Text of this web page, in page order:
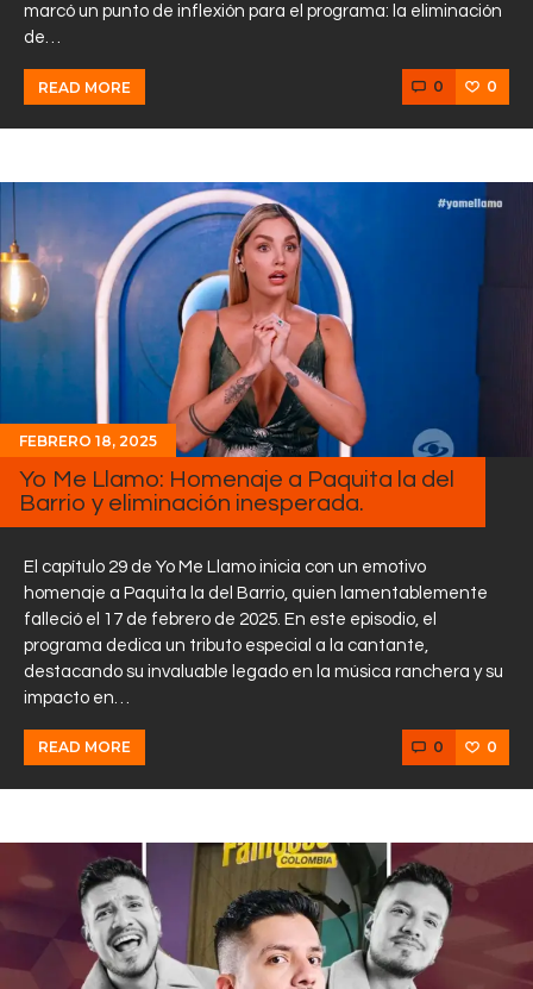
marcó un punto de inflexión para el programa: la eliminación
de…
READ MORE 0 0
FEBRERO 18, 2025
Yo Me Llamo: Homenaje a Paquita la del
Barrio y eliminación inesperada.
El capítulo 29 de Yo Me Llamo inicia con un emotivo
homenaje a Paquita la del Barrio, quien lamentablemente
falleció el 17 de febrero de 2025. En este episodio, el
programa dedica un tributo especial a la cantante,
destacando su invaluable legado en la música ranchera y su
impacto en…
READ MORE 0 0